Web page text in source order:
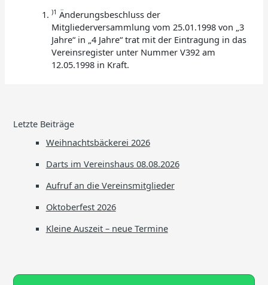
)1 Änderungsbeschluss der
Mitgliederversammlung vom 25.01.1998 von „3
Jahre“ in „4 Jahre“ trat mit der Eintragung in das
Vereinsregister unter Nummer V392 am
12.05.1998 in Kraft.
Letzte Beiträge
Weihnachtsbäckerei 2026
Darts im Vereinshaus 08.08.2026
Aufruf an die Vereinsmitglieder
Oktoberfest 2026
Kleine Auszeit – neue Termine